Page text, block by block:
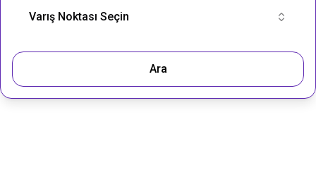
Varış Noktası Seçin
Ara